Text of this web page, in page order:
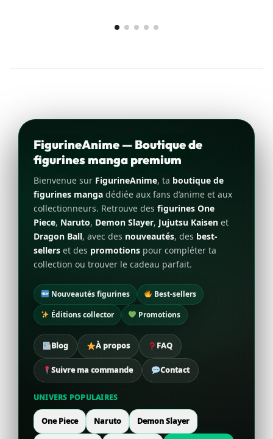
FigurineAnime — Boutique de
figurines manga premium
Bienvenue sur FigurineAnime, ta boutique de
figurines manga dédiée aux fans d’anime et aux
collectionneurs. Retrouve des figurines One
Piece, Naruto, Demon Slayer, Jujutsu Kaisen et
Dragon Ball, avec des nouveautés, des best-
sellers et des promotions pour compléter ta
collection ou trouver le cadeau parfait.
Nouveautés figurines
Best-sellers
Éditions collector
Promotions
Blog À propos FAQ
Suivre ma commande Contact
UNIVERS POPULAIRES
One Piece Naruto Demon Slayer